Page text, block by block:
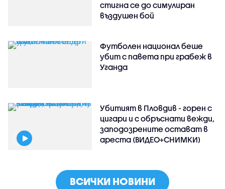
стигна се до симулиран
въздушен бой
Футболен национал беше
убит с павета при грабеж в
Уганда
Убитият в Пловдив - горен с
цигари и с обръснати вежди,
заподозрените остават в
ареста (ВИДЕО+СНИМКИ)
ВСИЧКИ НОВИНИ